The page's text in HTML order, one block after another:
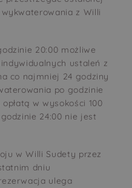
z Willi
20:00 możliwe
ustaleń z
co najmniej 24 godziny
po godzinie
w wysokości 100
24:00 nie jest
w Willi Sudety przez
dniu
ulega